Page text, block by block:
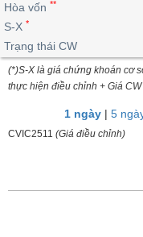
giám
Tài
liệu
cổ
đông
doanh
Top
cổ
phiếu
Bản
giao
Thống
kê
dịch
Định
Bộ
lọc
cổ
phiếu
sánh
Dịch
vụ
Hòa vốn **
S-X *
Trạng thái CW
(*)S-X là giá chứng khoán cơ
thực hiện điều chỉnh + Giá
1 ngày| 5
CVIC2511 (Giá điều chỉnh)
CHÍNH
HÀNG
HÓA